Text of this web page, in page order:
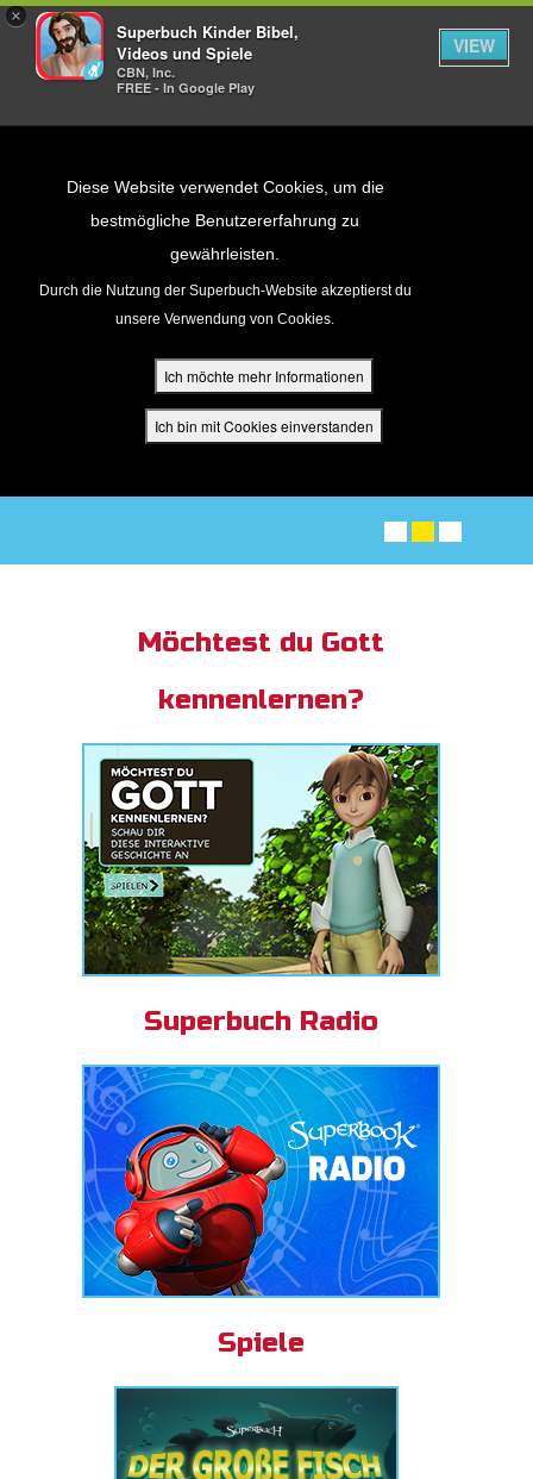
×
Superbuch Kinder Bibel,
Videos und Spiele
CBN, Inc.
FREE - In Google Play
VIEW
Diese Website verwendet Cookies, um die
bestmögliche Benutzererfahrung zu
gewährleisten.
Durch die Nutzung der Superbuch-Website akzeptierst du
unsere Verwendung von Cookies.
Ich möchte mehr Informationen
Ich bin mit Cookies einverstanden
The FREE Superbook Bible
Möchtest du Gott
kennenlernen?
Superbuch Radio
Spiele